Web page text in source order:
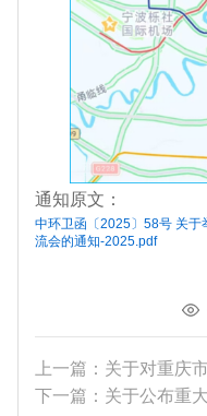
通知原文：
中环卫函〔2025〕58号 关
流会的通知-2025.pdf